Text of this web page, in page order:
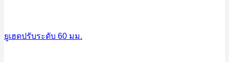
ยูเฮดปรับระดับ 60 มม.